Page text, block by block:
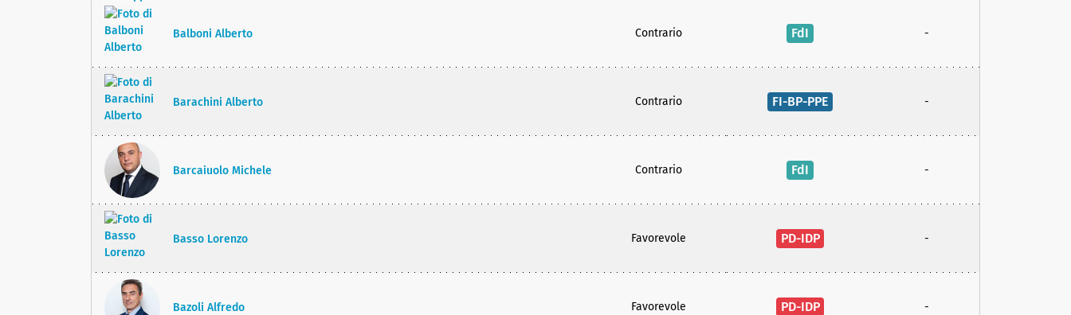
Balboni Alberto Contrario FdI -
Barachini Alberto Contrario FI-BP-PPE -
Barcaiuolo Michele Contrario FdI -
Basso Lorenzo Favorevole PD-IDP -
Bazoli Alfredo Favorevole PD-IDP -